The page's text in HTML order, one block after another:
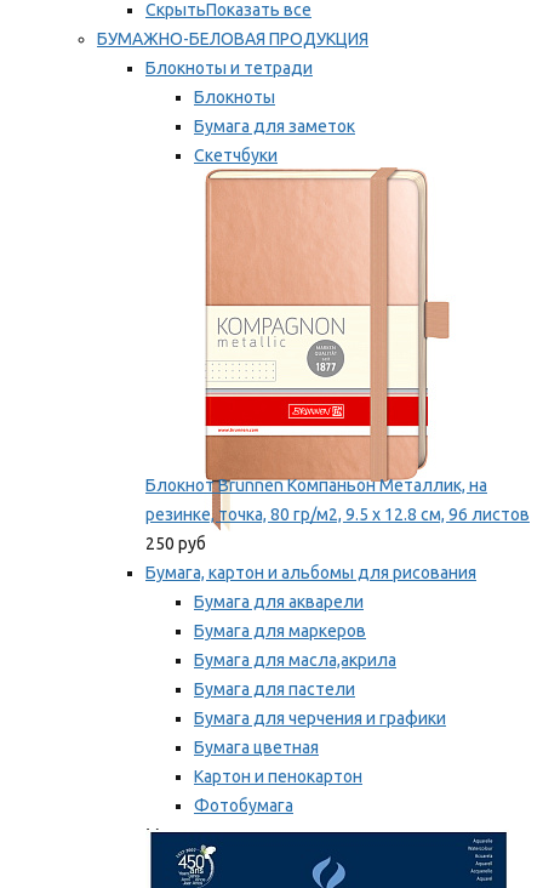
СкрытьПоказать все
БУМАЖНО-БЕЛОВАЯ ПРОДУКЦИЯ
Блокноты и тетради
Блокноты
Бумага для заметок
Скетчбуки
Тетради
Блокнот Brunnen Компаньон Металлик, на
резинке, точка, 80 гр/м2, 9.5 х 12.8 см, 96 листов
250 руб
Бумага, картон и альбомы для рисования
Бумага для акварели
Бумага для маркеров
Бумага для масла,акрила
Бумага для пастели
Бумага для черчения и графики
Бумага цветная
Картон и пенокартон
Фотобумага
Мы рекомендуем